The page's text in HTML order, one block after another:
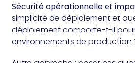
Sécurité opérationnelle et
simplicité de déploiement et
déploiement comporte-t-il
environnements de production